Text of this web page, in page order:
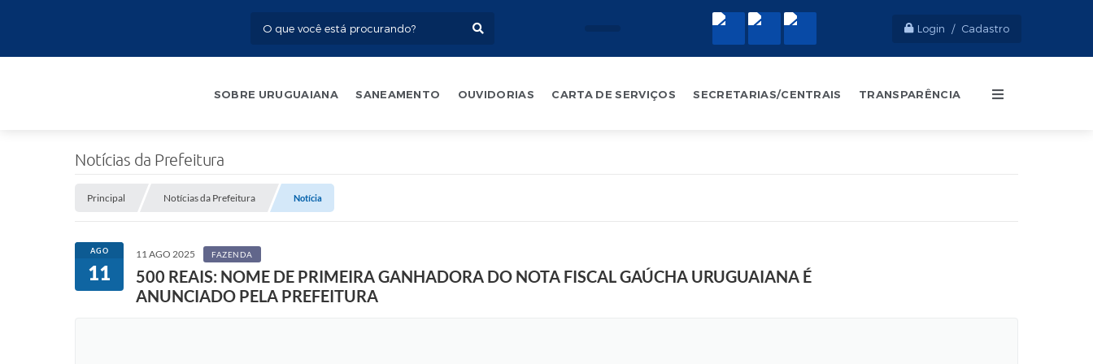
Login / Cadastro
SOBRE URUGUAIANA SANEAMENTO OUVIDORIAS CARTA DE SERVIÇOS SECRETARIAS/CENTRAIS TRANSPARÊNCIA
Notícias da Prefeitura
Principal Notícias da Prefeitura Notícia
AGO
11
11 AGO 2025 FAZENDA
500 REAIS: NOME DE PRIMEIRA GANHADORA DO NOTA FISCAL GAÚCHA URUGUAIANA É
ANUNCIADO PELA PREFEITURA
r